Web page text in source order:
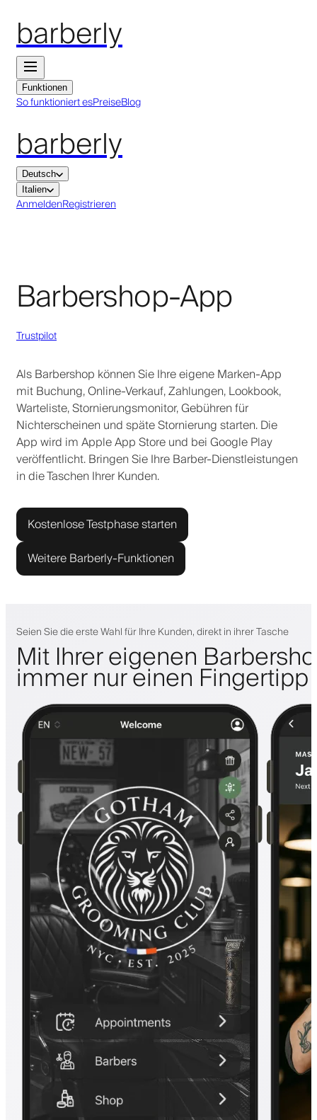
barberly
Funktionen
So funktioniert esPreiseBlog
barberly
Deutsch
Italien
AnmeldenRegistrieren
Barbershop-App
Trustpilot
Als Barbershop können Sie Ihre eigene Marken-App
mit Buchung, Online-Verkauf, Zahlungen, Lookbook,
Warteliste, Stornierungsmonitor, Gebühren für
Nichterscheinen und späte Stornierung starten. Die
App wird im Apple App Store und bei Google Play
veröffentlicht. Bringen Sie Ihre Barber-Dienstleistungen
in die Taschen Ihrer Kunden.
Kostenlose Testphase starten
Weitere Barberly-Funktionen
Seien Sie die erste Wahl für Ihre Kunden, direkt in ihrer Tasche
Mit Ihrer eigenen
immer nur einen